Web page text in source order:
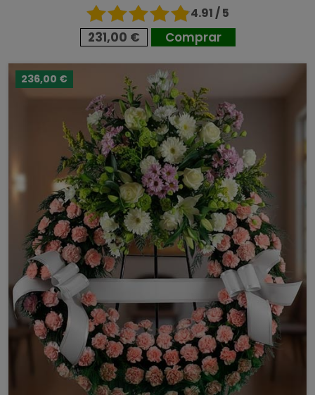
4.91 / 5
231,00 € Comprar
236,00 €